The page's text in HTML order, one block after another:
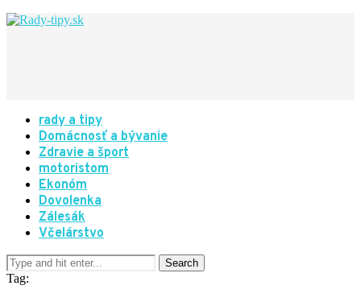
rady a tipy
Domácnosť a bývanie
Zdravie a šport
motoristom
Ekonóm
Dovolenka
Zálesák
Včelárstvo
Tag: